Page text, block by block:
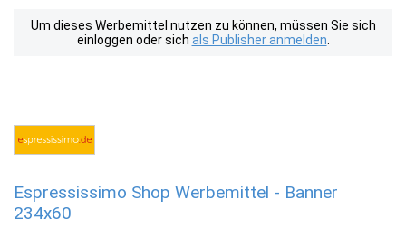
Um dieses Werbemittel nutzen zu können, müssen Sie sich
einloggen oder sich als Publisher anmelden
Espressissimo Shop Werbemittel - Banner
234x60